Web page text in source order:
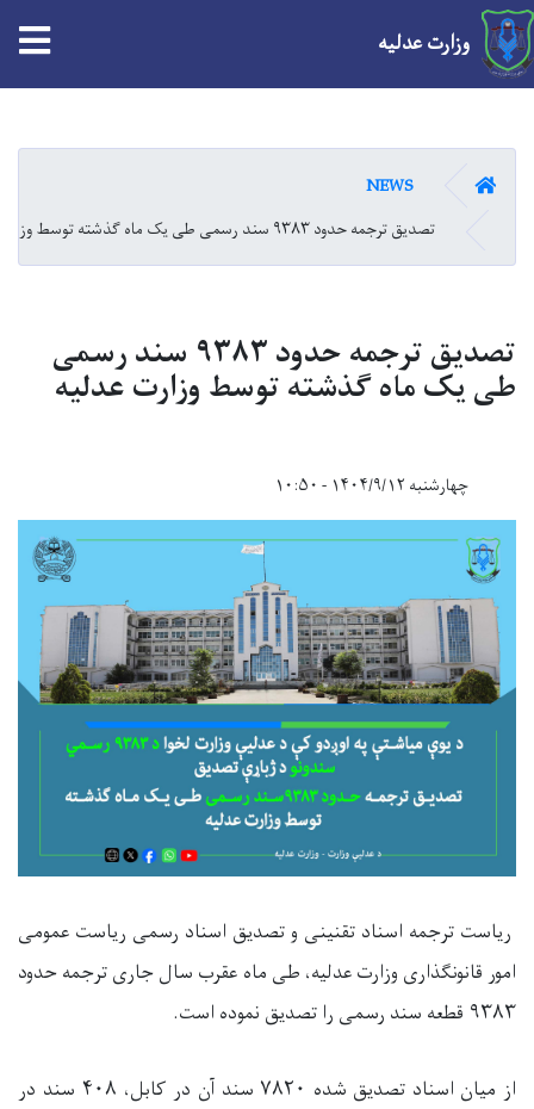
وزارت عدلیه
HOME
NEWS
تصدیق ترجمه حدود ۹۳۸۳ سند رسمی طی یک ماه گذشته توسط وزارت عدلیه
تصدیق ترجمه حدود ۹۳۸۳ سند رسمی
طی یک ماه گذشته توسط وزارت عدلیه
چهارشنبه ۱۴۰۴/۹/۱۲ - ۱۰:۵۰
ریاست ترجمه اسناد تقنینی و تصدیق اسناد رسمی ریاست عمومی
امور قانونگذاری وزارت عدلیه، طی ماه عقرب سال جاری ترجمه حدود
۹۳۸۳ قطعه سند رسمی را تصدیق نموده است.
از میان اسناد تصدیق شده ۷۸۲۰ سند آن در کابل، ۴۰۸ سند در